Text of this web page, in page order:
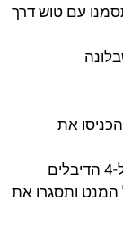
עם טוש דרך
את
המנט ותסגרו את